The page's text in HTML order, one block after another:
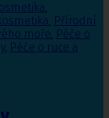
,
, Přírodní
moře, Péče o
, Péče o ruce a